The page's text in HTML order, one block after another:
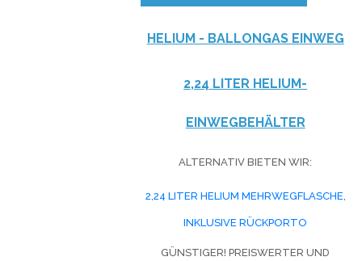
HELIUM - BALLONGAS EINWEG
2,24 LITER HELIUM-
EINWEGBEHÄLTER
ALTERNATIV BIETEN WIR:
2,24 LITER HELIUM MEHRWEGFLASCHE,
INKLUSIVE RÜCKPORTO
GÜNSTIGER! PREISWERTER UND